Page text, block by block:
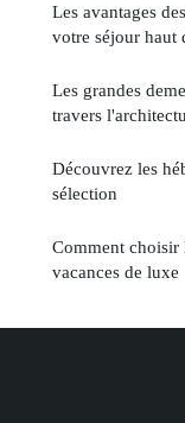
Les avantages
votre séjour haut
Les grandes
travers
Découvrez les
sélection
Comment choisir
vacances de luxe